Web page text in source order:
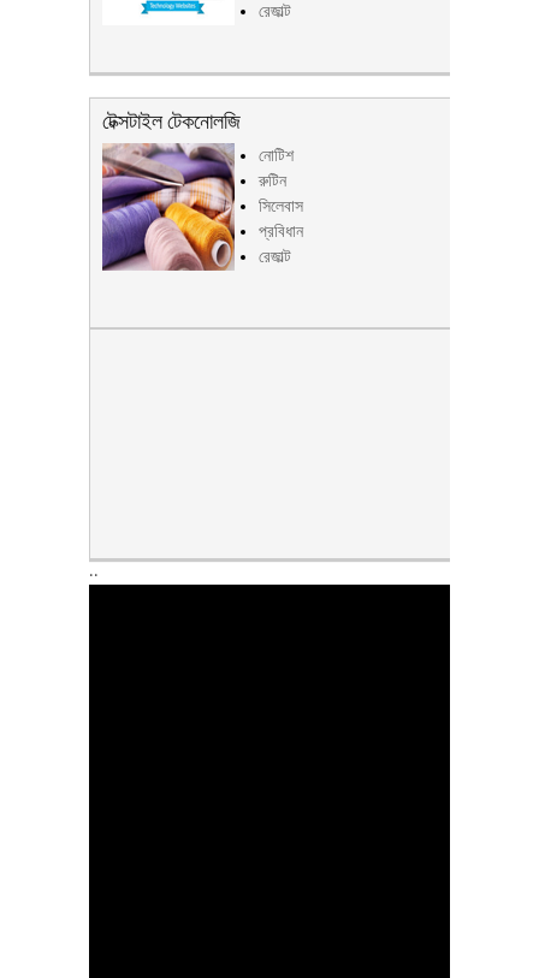
রেজাল্ট
টেক্সটাইল টেকনোলজি
নোটিশ
রুটিন
সিলেবাস
প্রবিধান
রেজাল্ট
..